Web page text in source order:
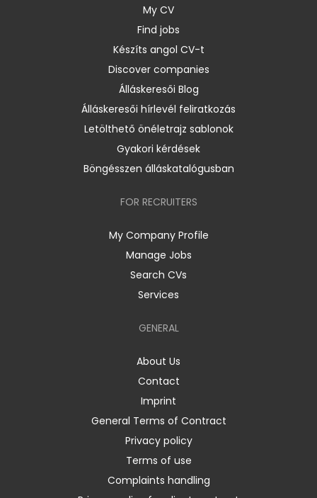
My CV
Find jobs
Készíts angol CV-t
Discover companies
Álláskeresői Blog
Álláskeresői hírlevél feliratkozás
Letölthető önéletrajz sablonok
Gyakori kérdések
Böngésszen álláskatalógusban
FOR RECRUITERS
My Company Profile
Manage Jobs
Search CVs
Services
GENERAL
About Us
Contact
Imprint
General Terms of Contract
Privacy policy
Terms of use
Complaints handling